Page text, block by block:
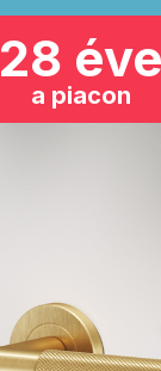
28 éve
a piacon